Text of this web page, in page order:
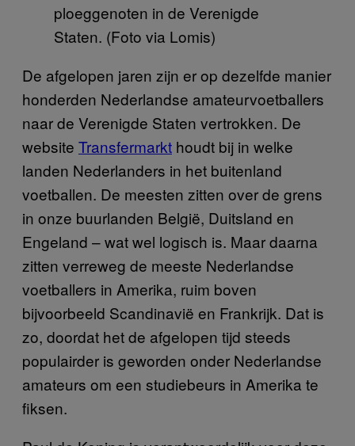
ploeggenoten in de Verenigde
Staten. (Foto via Lomis)
De afgelopen jaren zijn er op dezelfde manier
honderden Nederlandse amateurvoetballers
naar de Verenigde Staten vertrokken. De
website Transfermarkt houdt bij in welke
landen Nederlanders in het buitenland
voetballen. De meesten zitten over de grens
in onze buurlanden België, Duitsland en
Engeland – wat wel logisch is. Maar daarna
zitten verreweg de meeste Nederlandse
voetballers in Amerika, ruim boven
bijvoorbeeld Scandinavië en Frankrijk. Dat is
zo, doordat het de afgelopen tijd steeds
populairder is geworden onder Nederlandse
amateurs om een studiebeurs in Amerika te
fiksen.